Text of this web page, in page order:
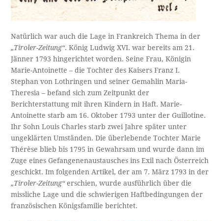
Natürlich war auch die Lage in Frankreich Thema in der
„Tiroler-Zeitung“. König Ludwig XVI. war bereits am 21.
Jänner 1793 hingerichtet worden. Seine Frau, Königin
Marie-Antoinette – die Tochter des Kaisers Franz I.
Stephan von Lothringen und seiner Gemahlin Maria-
Theresia – befand sich zum Zeitpunkt der
Berichterstattung mit ihren Kindern in Haft. Marie-
Antoinette starb am 16. Oktober 1793 unter der Guillotine.
Ihr Sohn Louis Charles starb zwei Jahre später unter
ungeklärten Umständen. Die überlebende Tochter Marie
Thérèse blieb bis 1795 in Gewahrsam und wurde dann im
Zuge eines Gefangenenaustausches ins Exil nach Österreich
geschickt. Im folgenden Artikel, der am 7. März 1793 in der
„Tiroler-Zeitung“erschien, wurde ausführlich über die
missliche Lage und die schwierigen Haftbedingungen der
französischen Königsfamilie berichtet.